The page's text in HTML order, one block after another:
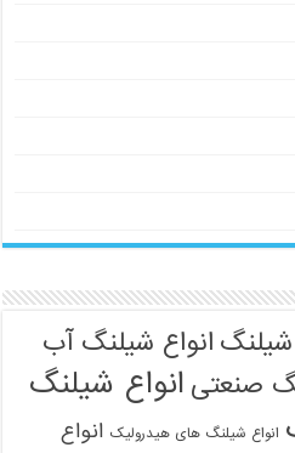
شیلنگ انواع شیلنگ آب
صنعتی انواع شیلنگ
انواع شیلنگ های هیدرولیک انواع